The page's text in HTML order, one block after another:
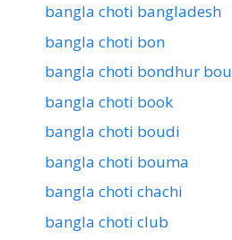
bangla choti bangladesh
bangla choti bon
bangla choti bondhur bou
bangla choti book
bangla choti boudi
bangla choti bouma
bangla choti chachi
bangla choti club